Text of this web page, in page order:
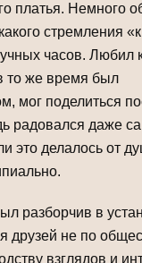
платья. Немного
стремления
часов. Любил
то же время был
мог поделиться
радовался даже
это делалось от
разборчив в
друзей не по
взглядов и